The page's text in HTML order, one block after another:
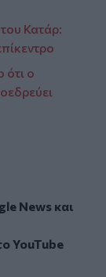
Κατάρ:
ο
Newsκαι
YouTube